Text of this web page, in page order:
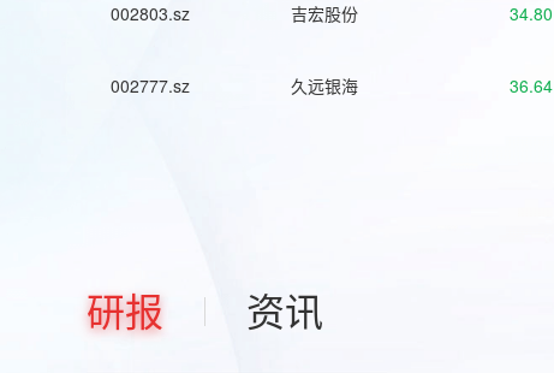
002803.sz 吉宏股份 34.80
002777.sz 久远银海 36.64
研报 资讯